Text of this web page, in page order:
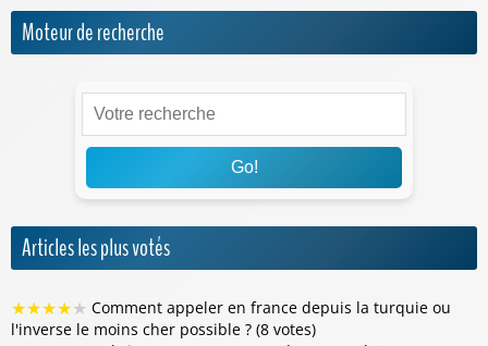
Moteur de recherche
Go!
Articles les plus votés
★★★★★ Comment appeler en france depuis la turquie ou
l'inverse le moins cher possible ? (8 votes)